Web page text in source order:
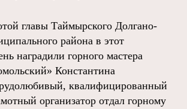
главы Таймырского Долгано-
района в этот
наградили горного мастера
Константина
квалифицированный
организатор отдал горному